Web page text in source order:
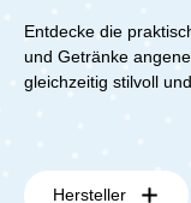
Entdecke die
und Getränke
gleichzeitig stilvoll
Hersteller